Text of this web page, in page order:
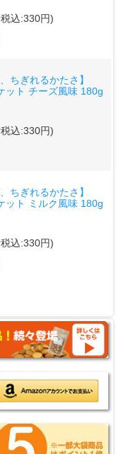
込:330円)
ちぎれるかたさ】
ット チーズ風味 180g
込:330円)
ちぎれるかたさ】
ット ミルク風味 180g
込:330円)